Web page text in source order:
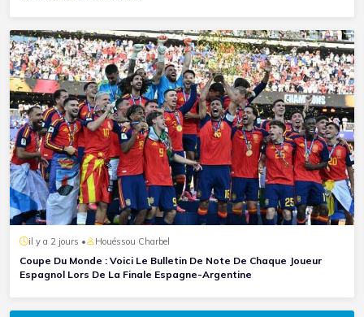
il y a 2 jours • Houéssou Charbel
Coupe Du Monde : Voici Le Bulletin De Note De Chaque Joueur
Espagnol Lors De La Finale Espagne-Argentine